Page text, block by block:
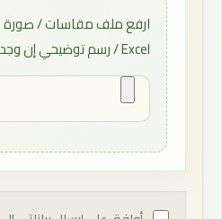
Excel / رسم توضيحي إن وجد